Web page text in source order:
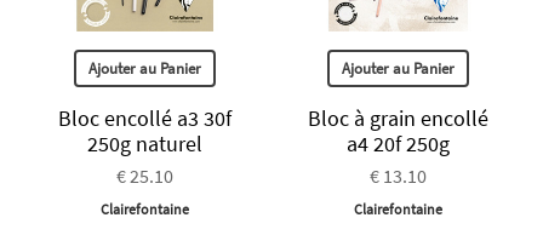
Ajouter au Panier
Bloc encollé a3 30f
250g naturel
€ 25.10
Clairefontaine
Ajouter au Panier
Bloc à grain encollé
a4 20f 250g
€ 13.10
Clairefontaine